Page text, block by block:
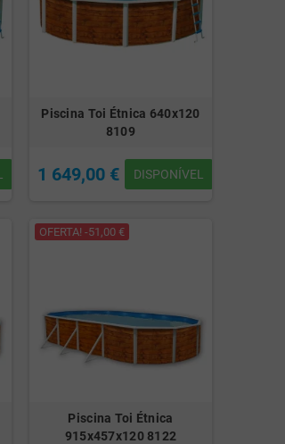
Piscina Toi Étnica 640x120
8109
1 649,00 € DISPONÍVEL
OFERTA! -51,00 €
Piscina Toi Étnica
915x457x120 8122